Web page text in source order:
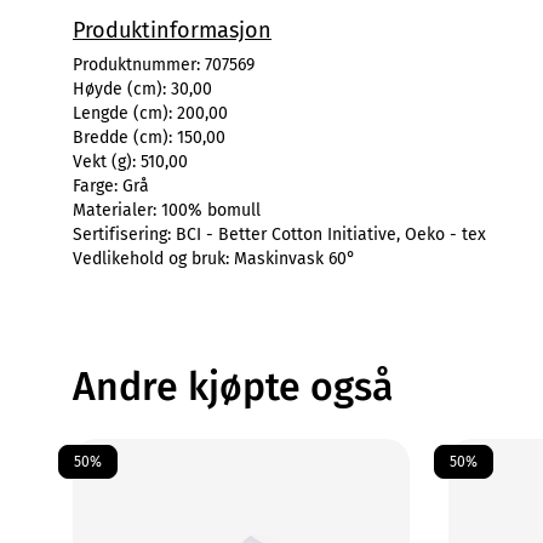
Produktinformasjon
Produktnummer: 707569
Høyde (cm): 30,00
Lengde (cm): 200,00
Bredde (cm): 150,00
Vekt (g): 510,00
Farge: Grå
Materialer: 100% bomull
Sertifisering: BCI - Better Cotton Initiative, Oeko - tex
Vedlikehold og bruk: Maskinvask 60°
Andre kjøpte også
50% 50%